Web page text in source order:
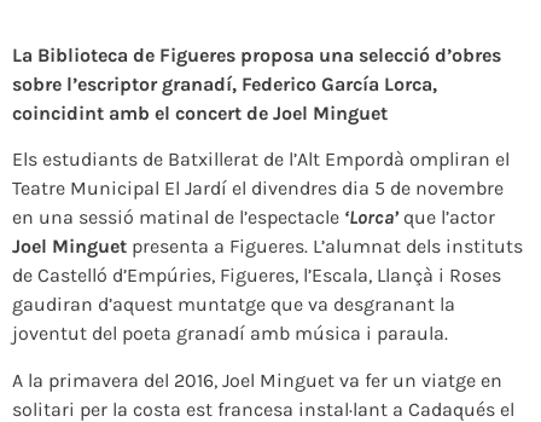
La Biblioteca de Figueres proposa una selecció d’obres
sobre l’escriptor granadí, Federico García Lorca,
coincidint amb el concert de Joel Minguet
Els estudiants de Batxillerat de l’Alt Empordà ompliran el
Teatre Municipal El Jardí el divendres dia 5 de novembre
en una sessió matinal de l’espectacle ‘Lorca’ que l’actor
Joel Minguet presenta a Figueres. L’alumnat dels instituts
de Castelló d’Empúries, Figueres, l’Escala, Llançà i Roses
gaudiran d’aquest muntatge que va desgranant la
joventut del poeta granadí amb música i paraula.
A la primavera del 2016, Joel Minguet va fer un viatge en
solitari per la costa est francesa instal·lant a Cadaqués el